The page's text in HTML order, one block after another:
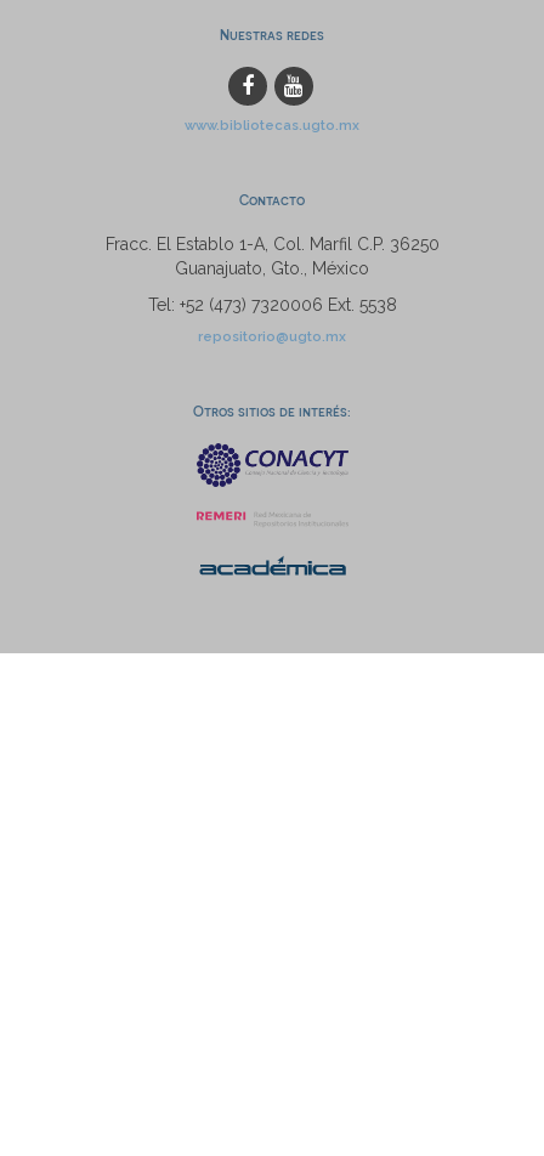
Nuestras redes
www.bibliotecas.ugto.mx
Contacto
Fracc. El Establo 1-A, Col. Marfil C.P. 36250
Guanajuato, Gto., México
Tel: +52 (473) 7320006 Ext. 5538
repositorio@ugto.mx
Otros sitios de interés: